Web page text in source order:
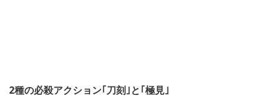
2種の必殺アクション｢刀刻｣と｢極見｣